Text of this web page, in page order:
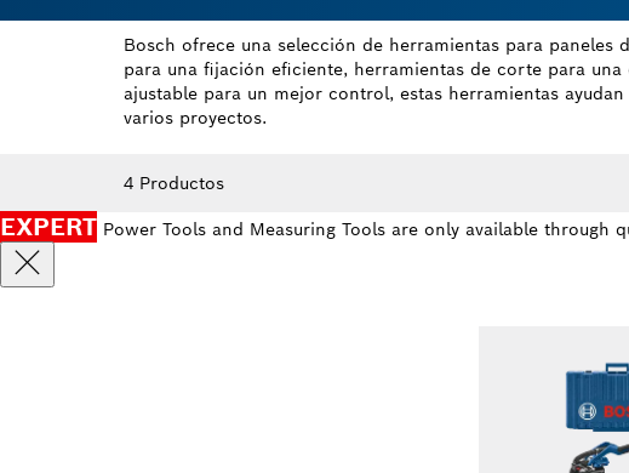
Bosch ofrece una selección de herramientas para
para una fijación eficiente, herramientas de corte para
ajustable para un mejor control, estas herramientas
varios proyectos.
4 Productos
EXPERT Power Tools and Measuring Tools are only available through